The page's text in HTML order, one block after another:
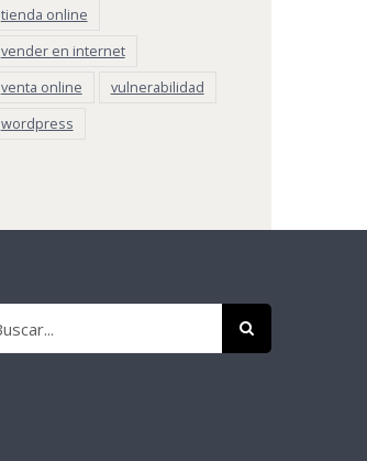
tienda online
vender en internet
venta online
vulnerabilidad
wordpress